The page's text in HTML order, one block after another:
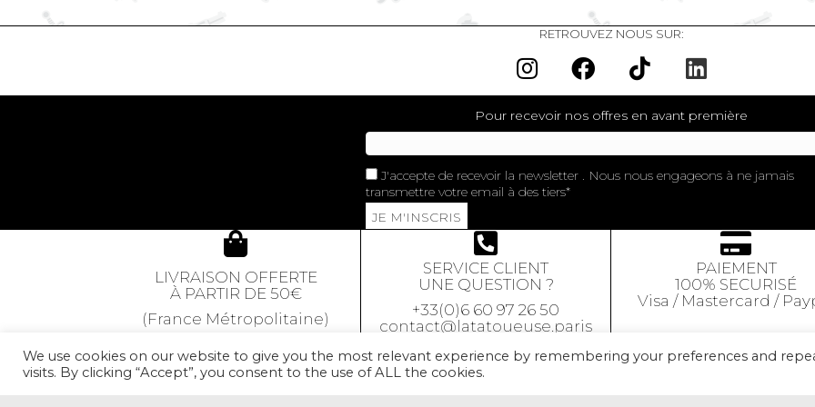
RETROUVEZ NOUS SUR:
Pour recevoir nos offres en avant première
J'accepte de recevoir la newsletter . Nous nous engageons à ne jamais
transmettre votre email à des tiers
JE M'INSCRIS
LIVRAISON OFFERTE
À PARTIR DE 50€
(France Métropolitaine)
SERVICE CLIENT
UNE QUESTION ?
+33(0)6 60 97 26 50
contact@latatoueuse.paris
PAIEMENT
100% SECURISÉ
Visa / Mastercard /
We use cookies on our website to give you the most relevant experience by remembering your preferences and
visits. By clicking “Accept”, you consent to the use of ALL the cookies.